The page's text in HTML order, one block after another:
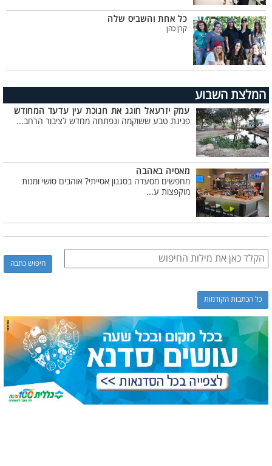
כל אחת והשביס שלה
קרן כהן
המלצת השבוע
עמק יזרעאל חוגג את חנוכת עין עדעד המחודש
פנינת טבע ששוקמה ונפתחה מחדש לציבור הרחב...
מאסיה באהבה
מחפשים מסעדה בסגנון אסייתי? אוהבים סושי ומנות
מוקפצות ע...
כל הכתבות הקודמות